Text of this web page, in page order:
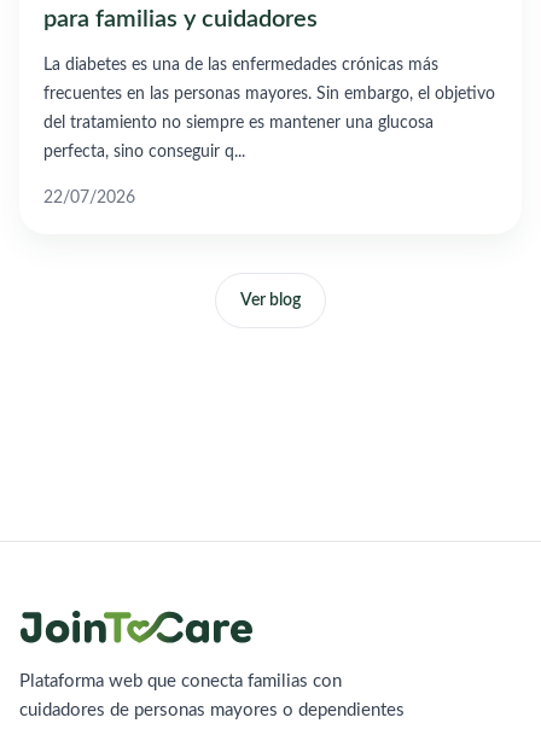
para familias y cuidadores
La diabetes es una de las enfermedades crónicas más
frecuentes en las personas mayores. Sin embargo, el objetivo
del tratamiento no siempre es mantener una glucosa
perfecta, sino conseguir q...
22/07/2026
Ver blog
Plataforma web que conecta familias con
cuidadores de personas mayores o dependientes